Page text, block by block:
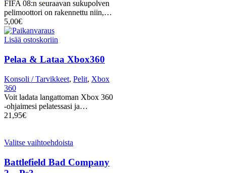
FIFA 08:n seuraavan sukupolven
pelimoottori on rakennettu niin,…
5,00€
Lisää ostoskoriin
Pelaa & Lataa Xbox360
Konsoli / Tarvikkeet, Pelit, Xbox
360
Voit ladata langattoman Xbox 360
-ohjaimesi pelatessasi ja…
21,95€
Valitse vaihtoehdoista
Battlefield Bad Company